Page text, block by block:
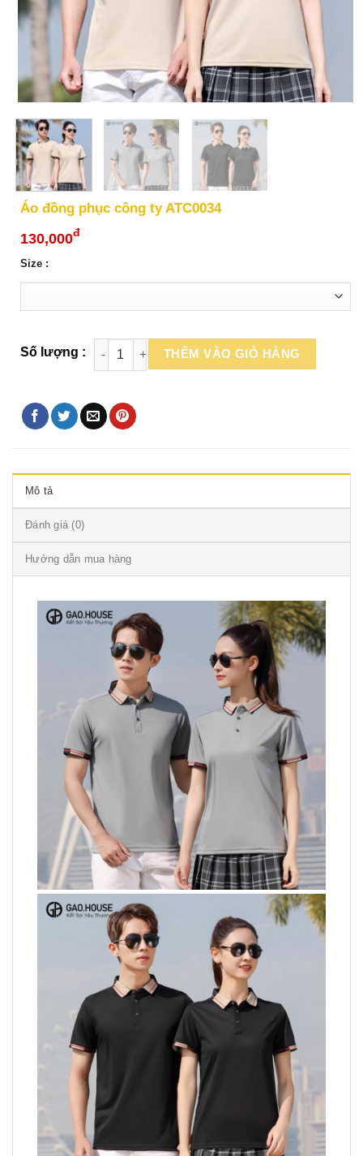
Áo đồng phục công ty ATC0034
130,000đ
Size :
THÊM VÀO GIỎ HÀNG
Mô tả
Đánh giá (0)
Hướng dẫn mua hàng